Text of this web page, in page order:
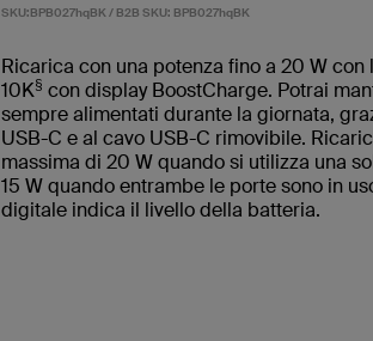
SKU:BPB027hqBK / B2B SKU: BPB027hqBK
Ricarica con una potenza fino a 20 W con
10K§ con display BoostCharge. Potrai
sempre alimentati durante la giornata,
USB-C e al cavo USB-C rimovibile.
massima di 20 W quando si utilizza una
15 W quando entrambe le porte sono in
digitale indica il livello della batteria.